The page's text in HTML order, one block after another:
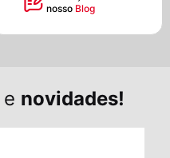
nosso Blog
e novidades!